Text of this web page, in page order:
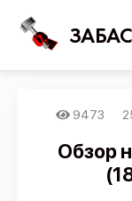
9473
Обзор